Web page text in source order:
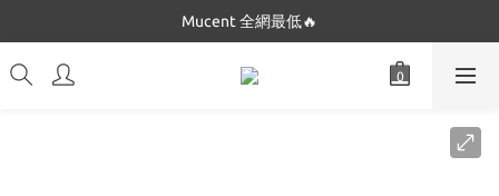
Dickies 最低$280起🔥
Mucent 全網最低🔥
Dickies 最低$280起🔥